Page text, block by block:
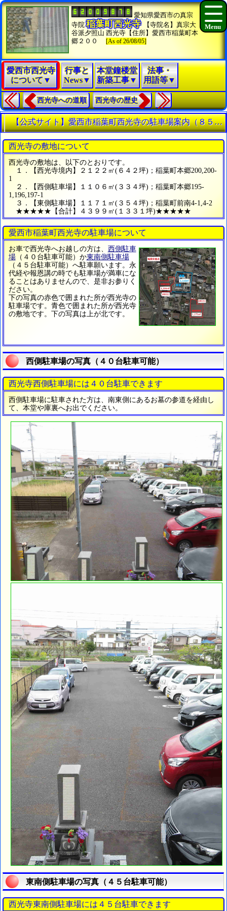
愛知県愛西市の真宗
寺院 稲葉町西光寺
【寺院名】真宗大
谷派夕照山 西光寺【住所】愛西市稲葉町本
郷２００
[As of 26/08/05]
愛西市西光寺
について▼
行事と
News▼
本堂鐘楼堂
新築工事▼
法事・
用語等▼
西光寺への道順 西光寺の歴史
【公式サイト】愛西市稲葉町西光寺の駐車場案内（８５台駐車可能）
西光寺の敷地について
西光寺の敷地は、以下のとおりです。
１．【西光寺境内】２１２２㎡(６４２坪)；稲葉町本郷200,200-
1
２．【西側駐車場】１１０６㎡(３３４坪)；稲葉町本郷195-
1,196,197-1
３．【東側駐車場】１１７１㎡(３５４坪)；稲葉町前南4-1,4-2
★★★★★【合計】４３９９㎡(１３３１坪)★★★★★
愛西市稲葉町西光寺の駐車場について
お車で西光寺へお越しの方は、 西側駐車
場（４０台駐車可能）か東南側駐車場
（４５台駐車可能）へ駐車願います。永
代経や報恩講の時でも駐車場が満車にな
ることはありませんので、是非お参りく
ださい。
下の写真の赤色で囲まれた所が西光寺の
駐車場です。青色で囲まれた所が西光寺
の敷地です。下の写真は上が北です。
西側駐車場の写真（４０台駐車可能）
西光寺西側駐車場には４０台駐車できます
西側駐車場に駐車された方は、南東側にあるお墓の参道を経由し
て、本堂や庫裏へお出でください。
東南側駐車場の写真（４５台駐車可能）
西光寺東南側駐車場には４５台駐車できます